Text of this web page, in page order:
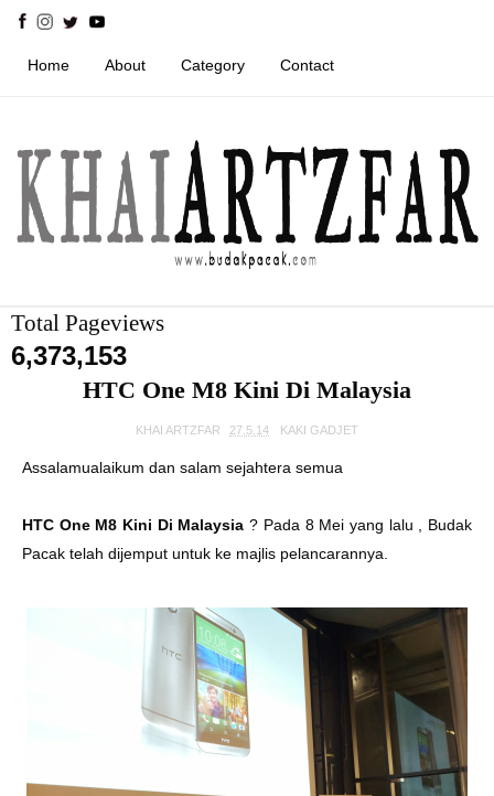
Home About Category Contact
Total Pageviews
6,373,153
HTC One M8 Kini Di Malaysia
KHAI ARTZFAR 27.5.14 KAKI GADJET
Assalamualaikum dan salam sejahtera semua
HTC One M8 Kini Di Malaysia? Pada 8 Mei yang lalu , Budak
Pacak telah dijemput untuk ke majlis pelancarannya.